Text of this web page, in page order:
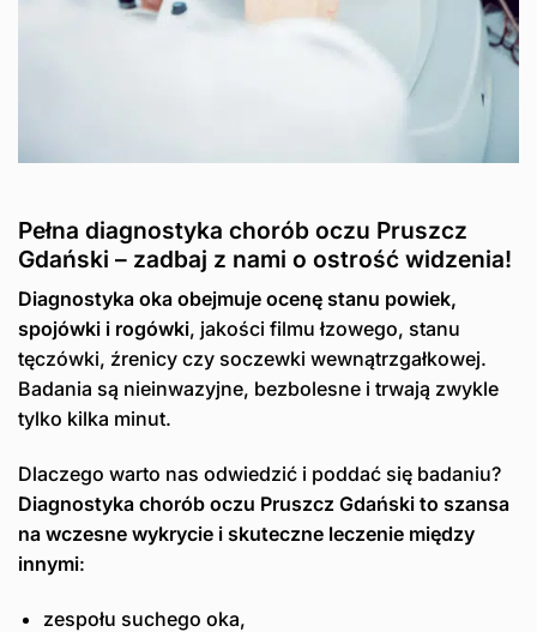
Pełna diagnostyka chorób oczu Pruszcz
Gdański – zadbaj z nami o ostrość widzenia!
Diagnostyka oka obejmuje ocenę stanu powiek,
spojówki i rogówki, jakości filmu łzowego, stanu
tęczówki, źrenicy czy soczewki wewnątrzgałkowej.
Badania są nieinwazyjne, bezbolesne i trwają zwykle
tylko kilka minut.
Dlaczego warto nas odwiedzić i poddać się badaniu?
Diagnostyka chorób oczu Pruszcz Gdański to szansa
na wczesne wykrycie i skuteczne leczenie między
innymi:
zespołu suchego oka,